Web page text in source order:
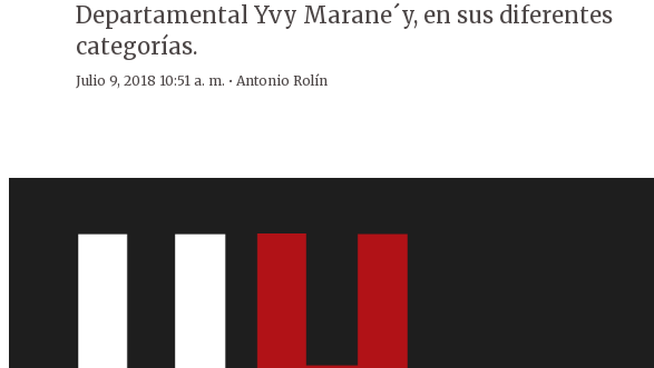
Departamental Yvy Marane´y, en sus diferentes
categorías.
Julio 9, 2018 10:51 a. m. · Antonio Rolín